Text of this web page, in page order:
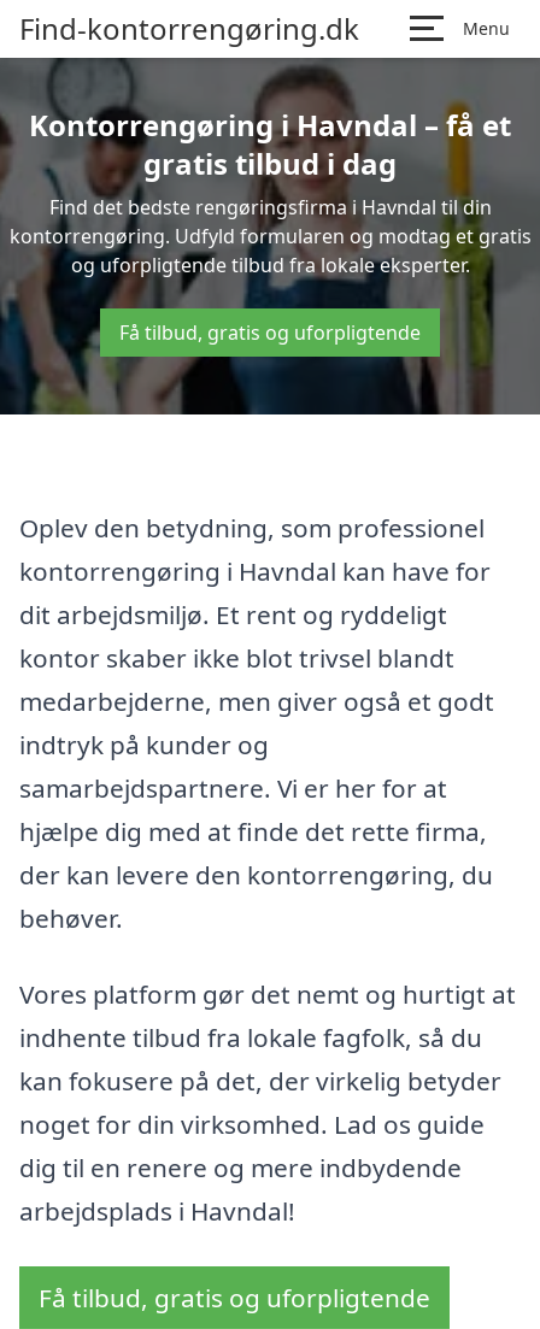
Find-kontorrengøring.dk Menu
Kontorrengøring i Havndal – få et
gratis tilbud i dag
Find det bedste rengøringsfirma i Havndal til din
kontorrengøring. Udfyld formularen og modtag et gratis
og uforpligtende tilbud fra lokale eksperter.
Få tilbud, gratis og uforpligtende
Oplev den betydning, som professionel
kontorrengøring i Havndal kan have for
dit arbejdsmiljø. Et rent og ryddeligt
kontor skaber ikke blot trivsel blandt
medarbejderne, men giver også et godt
indtryk på kunder og
samarbejdspartnere. Vi er her for at
hjælpe dig med at finde det rette firma,
der kan levere den kontorrengøring, du
behøver.
Vores platform gør det nemt og hurtigt at
indhente tilbud fra lokale fagfolk, så du
kan fokusere på det, der virkelig betyder
noget for din virksomhed. Lad os guide
dig til en renere og mere indbydende
arbejdsplads i Havndal!
Få tilbud, gratis og uforpligtende